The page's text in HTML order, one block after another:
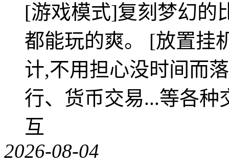
[游戏模式]复刻梦幻的
都能玩的爽。 [放置挂
计,不用担心没时间而
行、货币交易...等各
互
2026-08-04